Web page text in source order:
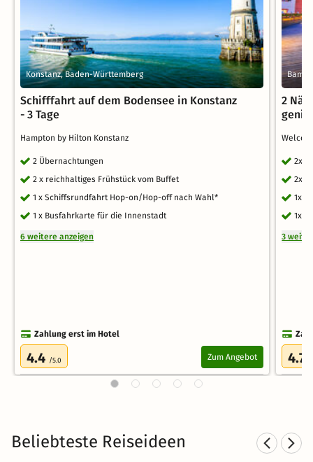
Konstanz, Baden-Württemberg
Schifffahrt auf dem Bodensee in Konstanz
- 3 Tage
Hampton by Hilton Konstanz
2 Übernachtungen
2 x reichhaltiges Frühstück vom Buffet
1 x Schiffsrundfahrt Hop-on/Hop-off nach Wahl*
1 x Busfahrkarte für die Innenstadt
6 weitere anzeigen
Zahlung erst im Hotel
4.4 /5.0 Zum Angebot
2
2x
2x
1x
1x
3
4.7
Beliebteste Reiseideen
Städtereisen nach Baden-